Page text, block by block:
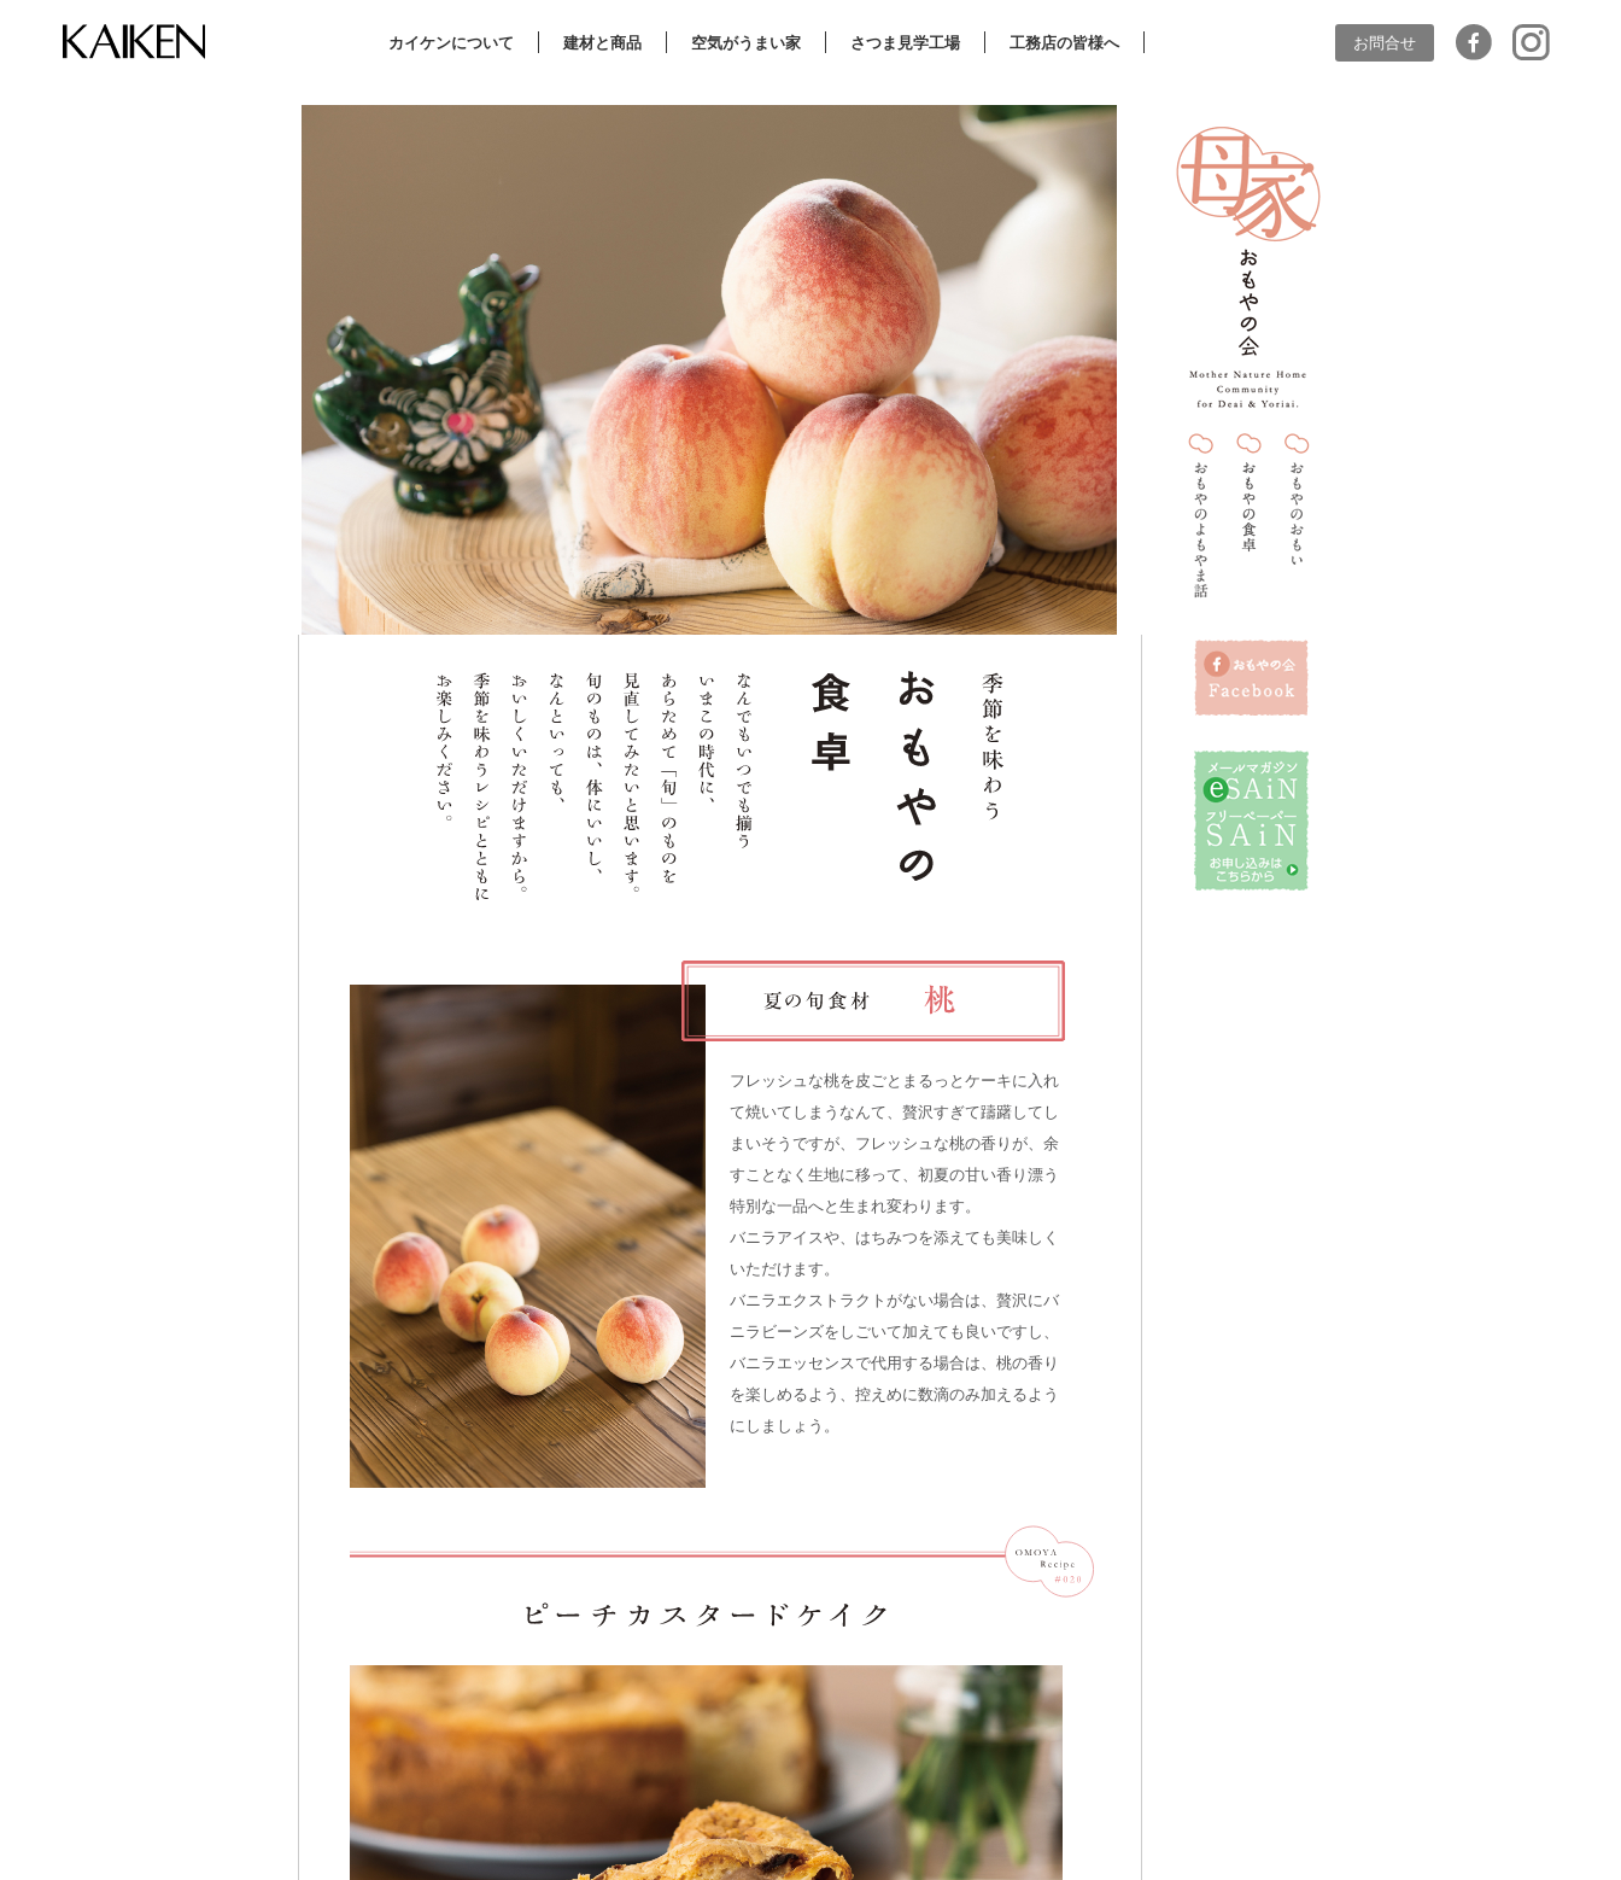
カイケンについて 建材と商品 空気がうまい家 さつま見学工場 工務店の皆様へ お問合せ
フレッシュな桃を皮ごとまるっとケーキに入れ
て焼いてしまうなんて、贅沢すぎて躊躇してし
まいそうですが、フレッシュな桃の香りが、余
すことなく生地に移って、初夏の甘い香り漂う
特別な一品へと生まれ変わります。
バニラアイスや、はちみつを添えても美味しく
いただけます。
バニラエクストラクトがない場合は、贅沢にバ
ニラビーンズをしごいて加えても良いですし、
バニラエッセンスで代用する場合は、桃の香り
を楽しめるよう、控えめに数滴のみ加えるよう
にしましょう。